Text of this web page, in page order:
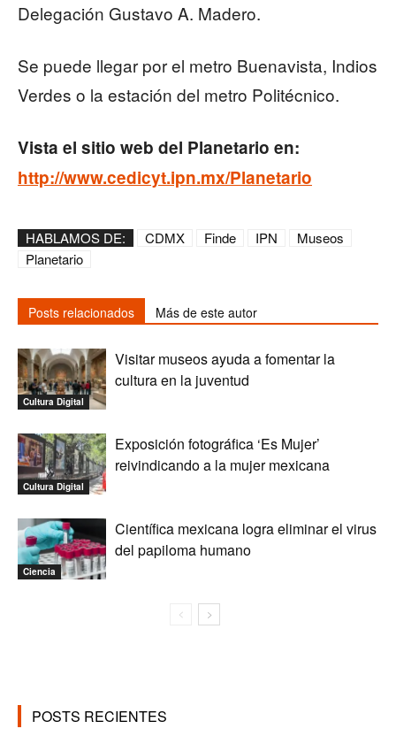
Delegación Gustavo A. Madero.
Se puede llegar por el metro Buenavista, Indios
Verdes o la estación del metro Politécnico.
Vista el sitio web del Planetario en:
http://www.cedicyt.ipn.mx/Planetario
HABLAMOS DE: CDMX Finde IPN
Museos
Planetario
Posts relacionados Más de este autor
Cultura Digital
Visitar museos ayuda a fomentar la
cultura en la juventud
Cultura Digital
Exposición fotográfica ‘Es Mujer’
reivindicando a la mujer mexicana
Ciencia
Científica mexicana logra eliminar el virus
del papiloma humano
POSTS RECIENTES